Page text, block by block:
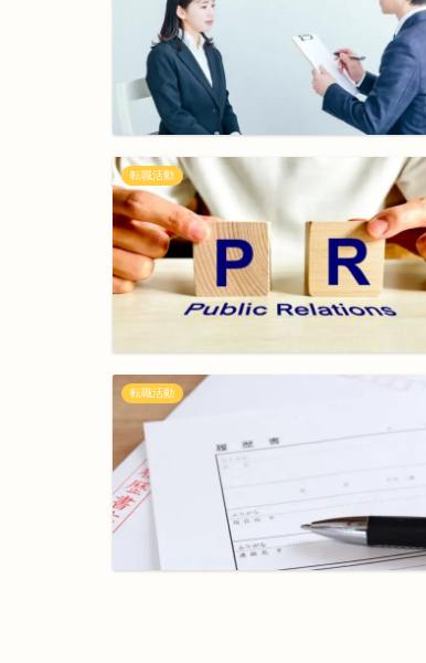
転職活動
転職活動